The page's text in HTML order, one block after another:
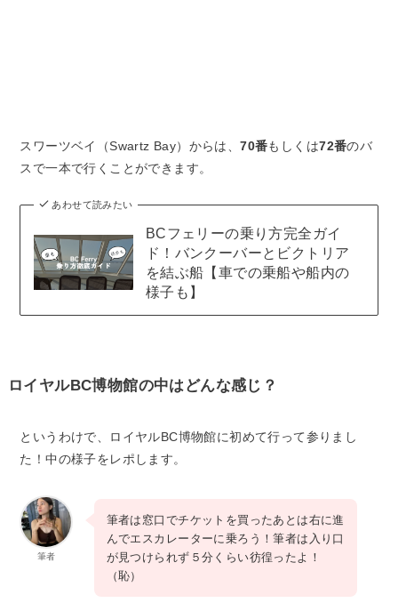
スワーツベイ（Swartz Bay）からは、70番もしくは72番のバ
スで一本で行くことができます。
あわせて読みたい
BCフェリーの乗り方完全ガイ
ド！バンクーバーとビクトリア
を結ぶ船【車での乗船や船内の
様子も】
ロイヤルBC博物館の中はどんな感じ？
というわけで、ロイヤルBC博物館に初めて行って参りまし
た！中の様子をレポします。
筆者
筆者は窓口でチケットを買ったあとは右に進
んでエスカレーターに乗ろう！筆者は入り口
が見つけられず５分くらい彷徨ったよ！
（恥）